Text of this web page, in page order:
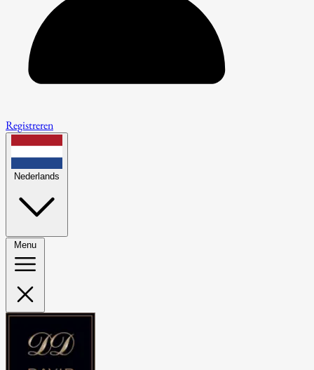
Registreren
Nederlands
Menu